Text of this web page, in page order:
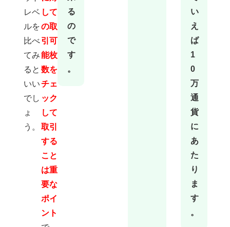
い
え
ば
1
0
万
通
貨
に
あ
た
り
ま
す
。
る
の
で
す
。
して
の取
引可
能枚
数を
チェ
ック
して
取引
する
こと
は重
要な
ポイ
ント
レベ
ルを
比べ
てみ
ると
いい
でし
ょ
う。